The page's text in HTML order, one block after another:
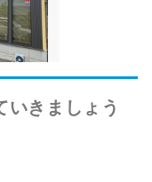
いきましょう